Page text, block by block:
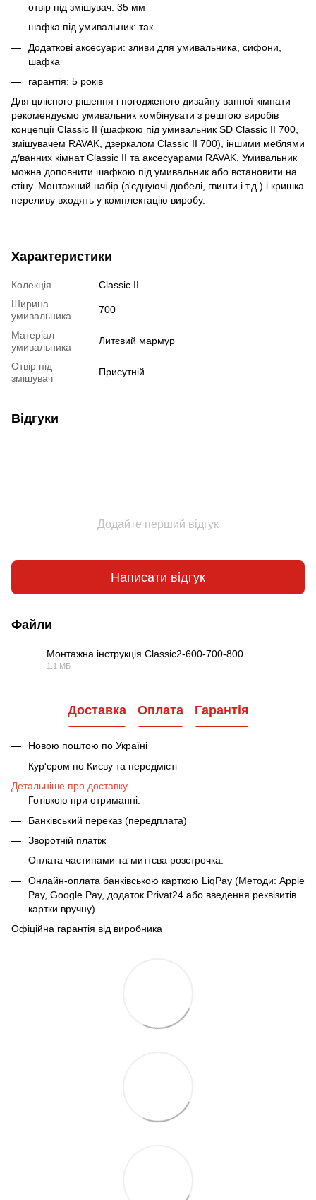
отвір під змішувач: 35 мм
шафка під умивальник: так
Додаткові аксесуари: зливи для умивальника, сифони,
шафка
гарантія: 5 років
Для цілісного рішення і погодженого дизайну ванної кімнати
рекомендуємо умивальник комбінувати з рештою виробів
концепції Classic II (шафкою під умивальник SD Classic II 700,
змішувачем RAVAK, дзеркалом Classic II 700), іншими меблями
д/ванних кімнат Classic II та аксесуарами RAVAK. Умивальник
можна доповнити шафкою під умивальник або встановити на
стіну. Монтажний набір (з'єднуючі дюбелі, гвинти і т.д.) і кришка
переливу входять у комплектацію виробу.
Характеристики
Колекція
Classic II
Ширина
умивальника
700
Матеріал
умивальника
Литєвий мармур
Отвір під
змішувач
Присутній
Відгуки
Додайте перший відгук
Написати відгук
Файли
Монтажна інструкція Classic2-600-700-800
1.1 МБ
Доставка Оплата Гарантія
Новою поштою по Україні
Кур'єром по Києву та передмісті
Детальніше про доставку
Готівкою при отриманні.
Банківський переказ (передплата)
Зворотній платіж
Оплата частинами та миттєва розстрочка.
Онлайн-оплата банківською карткою LiqPay (Методи: Apple
Pay, Google Pay, додаток Privat24 або введення реквізитів
картки вручну).
Офіційна гарантія від виробника